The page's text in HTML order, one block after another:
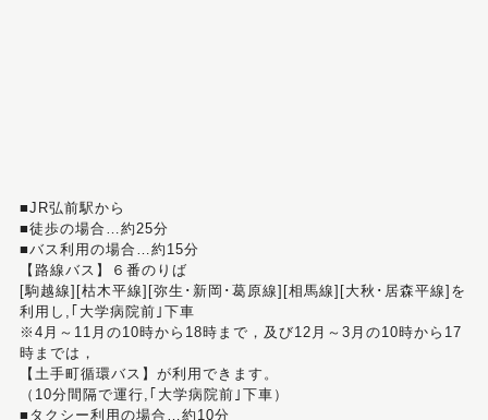
■JR弘前駅から
■徒歩の場合…約25分
■バス利用の場合…約15分
【路線バス】６番のりば
[駒越線][枯木平線][弥生･新岡･葛原線][相馬線][大秋･居森平線]を
利用し,｢大学病院前｣下車
※4月～11月の10時から18時まで，及び12月～3月の10時から17
時までは，
【土手町循環バス】が利用できます。
（10分間隔で運行,｢大学病院前｣下車）
■タクシー利用の場合…約10分